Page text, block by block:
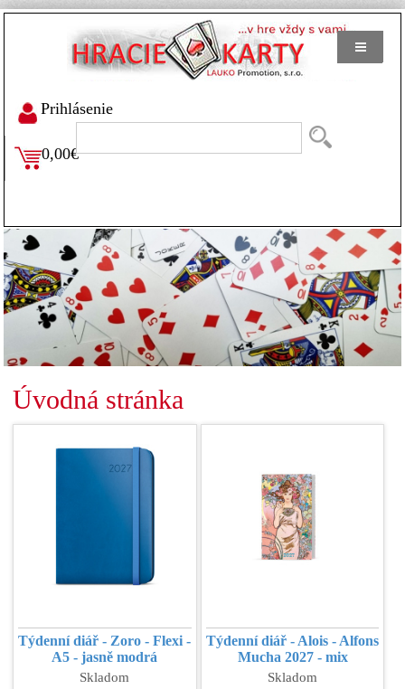
Prihlásenie
0,00€
Úvodná stránka
Týdenní diář - Zoro - Flexi -
A5 - jasně modrá
Skladom
Týdenní diář - Alois - Alfons
Mucha 2027 - mix
Skladom